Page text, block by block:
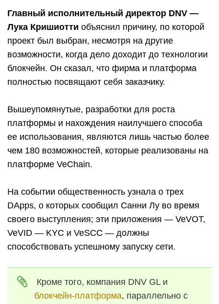
Главный исполнительный директор DNV —
Лука Кришиотти объяснил причину, по которой
проект был выбран, несмотря на другие
возможности, когда дело доходит до технологии
блокчейн. Он сказал, что фирма и платформа
полностью посвящают себя заказчику.
Вышеупомянутые, разработки для роста
платформы и нахождения наилучшего способа
ее использования, являются лишь частью более
чем 180 возможностей, которые реализованы на
платформе VeChain.
На событии общественность узнала о трех
DApps, о которых сообщил Санни Лу во время
своего выступления; эти приложения — VeVOT,
VeVID — KYC и VeSCC — должны
способствовать успешному запуску сети.
Кроме того, компания DNV GL и
блокчейн-платформа, параллельно с